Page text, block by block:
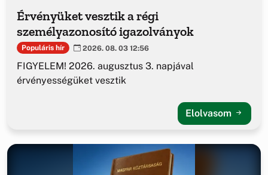
Érvényüket vesztik a régi
személyazonosító igazolványok
Populáris hír 2026. 08. 03 12:56
FIGYELEM! 2026. augusztus 3. napjával
érvényességüket vesztik
Elolvasom